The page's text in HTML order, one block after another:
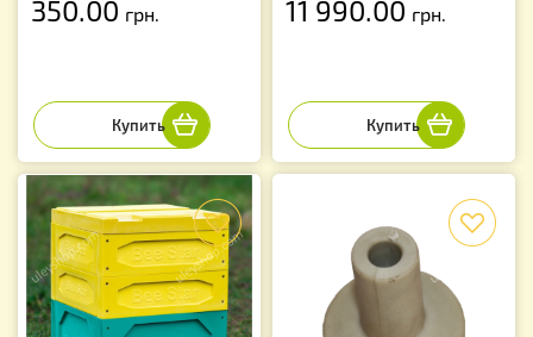
350.00 грн. 11 990.00 грн.